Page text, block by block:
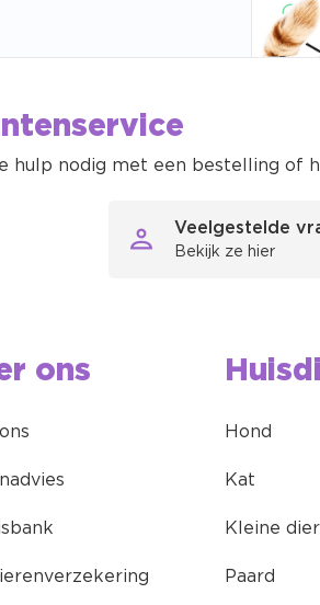
Gratis
hulp nodig met een bestelling of
Veelgestelde
Bekijk ze hier
ons
Hond
Kat
Kleine
Paard